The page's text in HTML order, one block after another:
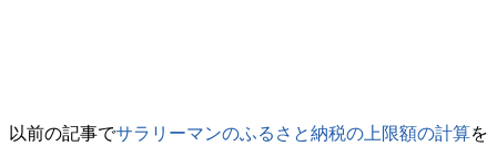
以前の記事でサラリーマンのふるさと納税の上限額の計算を